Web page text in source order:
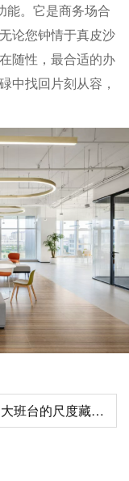
能。它是商务场合
论您钟情于真皮沙
随性，最合适的办
中找回片刻从容，
下一篇：大班台的尺度藏在办公室里的商业哲学